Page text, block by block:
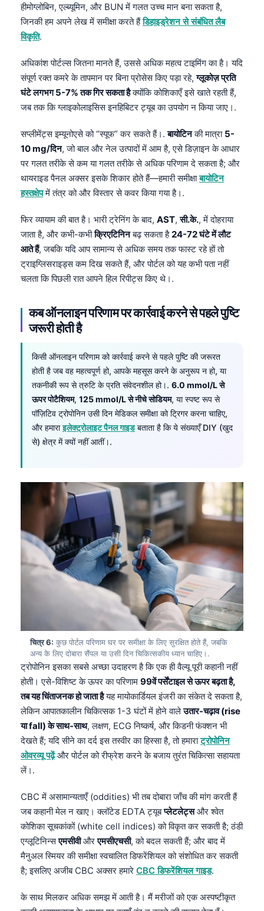
हीमोग्लोबिन, एल्ब्यूमिन, और BUN में गलत उच्च मान बना सकता है,
जिनकी हम अपने लेख में समीक्षा करते हैंडिहाइड्रेशन से संबंधित लैब
विकृति.
अधिकांश पोर्टल्स जितना मानते हैं, उससे अधिक महत्व टाइमिंग का है। यदि
संपूर्ण रक्त कमरे के तापमान पर बिना प्रोसेस किए पड़ा रहे,ग्लूकोज़ प्रति
घंटे लगभग 5-7% तक गिर सकता हैक्योंकि कोशिकाएँ इसे खाते रहती हैं,
जब तक कि ग्लाइकोलाइसिस इनहिबिटर ट्यूब का उपयोग न किया जाए।.
सप्लीमेंट्स इम्यूनोएसे को “स्पूफ” कर सकते हैं।.बायोटिनकी मात्रा 5-
10 mg/दिन, जो बाल और नेल उत्पादों में आम है, एसे डिज़ाइन के आधार
पर गलत तरीके से कम या गलत तरीके से अधिक परिणाम दे सकता है; और
थायराइड पैनल अक्सर इसके शिकार होते हैं—हमारी समीक्षाबायोटिन
हस्तक्षेपमें तंत्र को और विस्तार से कवर किया गया है।.
फिर व्यायाम की बात है। भारी ट्रेनिंग के बाद, AST,सी.के., में दोहराया
जाता है, और कभी-कभीक्रिएटिनिनबढ़ सकता है 24-72 घंटे में लौट
आते हैं, जबकि यदि आप सामान्य से अधिक समय तक फास्ट रहे हों तो
ट्राइग्लिसराइड्स कम दिख सकते हैं, और पोर्टल को यह कभी पता नहीं
चलता कि पिछली रात आपने हिल रिपीट्स किए थे।.
कब ऑनलाइन परिणाम पर कार्रवाई करने से पहले पुष्टि
जरूरी होती है
किसी ऑनलाइन परिणाम को कार्रवाई करने से पहले पुष्टि की जरूरत
होती है जब वह महत्वपूर्ण हो, आपके महसूस करने के अनुरूप न हो, या
तकनीकी रूप से त्रुटि के प्रति संवेदनशील हो।. 6.0 mmol/L से
ऊपर पोटैशियम, 125 mmol/L से नीचे सोडियम, या स्पष्ट रूप से
पॉज़िटिव ट्रोपोनिन उसी दिन मेडिकल समीक्षा को ट्रिगर करना चाहिए,
और हमाराइलेक्ट्रोलाइट पैनल गाइडबताता है कि ये संख्याएँ DIY (खुद
से) क्षेत्र में क्यों नहीं आतीं।.
चित्र 6: कुछ पोर्टल परिणाम घर पर समीक्षा के लिए सुरक्षित होते हैं, जबकि
अन्य के लिए दोबारा सैंपल या उसी दिन चिकित्सकीय ध्यान चाहिए।.
ट्रोपोनिन इसका सबसे अच्छा उदाहरण है कि एक ही वैल्यू पूरी कहानी नहीं
होती। एसे-विशिष्ट के ऊपर का परिणाम 99वें पर्सेंटाइल से ऊपर बढ़ता है,
तब यह चिंताजनक हो जाता हैयह मायोकार्डियल इंजरी का संकेत दे सकता है,
लेकिन आपातकालीन चिकित्सक 1-3 घंटों में होने वालेउतार-चढ़ाव (rise
या fall) के साथ-साथ, लक्षण, ECG निष्कर्ष, और किडनी फंक्शन भी
देखते हैं; यदि सीने का दर्द इस तस्वीर का हिस्सा है, तो हमाराट्रोपोनिन
ओवरव्यू पढ़ेंऔर पोर्टल को रीफ्रेश करने के बजाय तुरंत चिकित्सा सहायता
लें।.
CBC में असामान्यताएँ (oddities) भी तब दोबारा जाँच की मांग करती हैं
जब कहानी मेल न खाए। क्लॉटेड EDTA ट्यूबप्लेटलेट्सऔर श्वेत
कोशिका सूचकांकों (white cell indices) को विकृत कर सकती है; ठंडी
एग्लूटिनिन्सएमसीवीऔरएमसीएचसी, को बदल सकती हैं; और बाद में
मैनुअल स्मियर की समीक्षा स्वचालित डिफरेंशियल को संशोधित कर सकती
है; इसलिए अजीब CBC अक्सर हमारे CBC डिफरेंशियल गाइड.
के साथ मिलकर अधिक समझ में आती है। मैं मरीजों को एक अस्पष्टीकृत